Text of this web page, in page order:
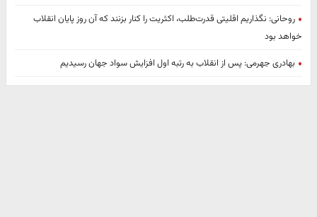
روحانی: نگذاریم اقلیتی قدرت‌طلب، اکثریت را کنار بزنند که آن روز پایان انقلاب
خواهد بود
بهادری جهرمی: پس از انقلاب به رتبه اول افزایش سواد جهان رسیدیم